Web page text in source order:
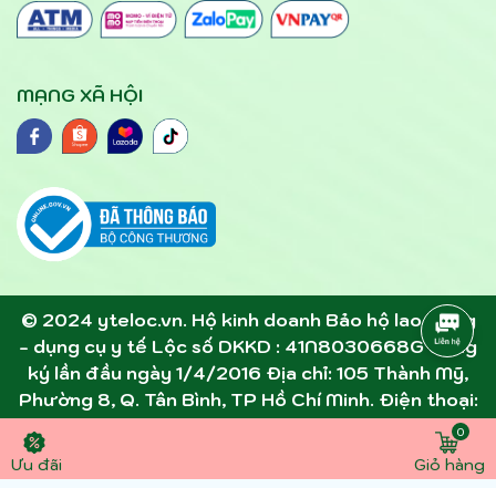
Ưu đãi Giỏ hàng
0
MẠNG XÃ HỘI
© 2024 yteloc.vn. Hộ kinh doanh Bảo hộ lao động
- dụng cụ y tế Lộc số DKKD : 41N8030668G đăng
ký lần đầu ngày 1/4/2016 Địa chỉ: 105 Thành Mỹ,
Phường 8, Q. Tân Bình, TP Hồ Chí Minh. Điện thoại:
0945891357 - 0907305306 . Email: